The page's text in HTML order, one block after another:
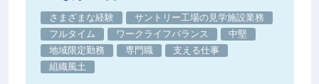
さまざまな経験
サントリー工場の見学施設業務
フルタイム
ワークライフバランス
中堅
地域限定勤務
専門職
支える仕事
組織風土